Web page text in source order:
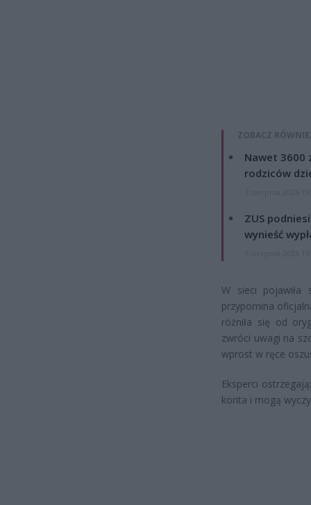
ZOBACZ
Nawet 3600
rodziców
ZUS
wynieść
W sieci pojawiła
przypomina
różniła się od
zwróci uwagi na
wprost w ręce
Eksperci
konta i mogą